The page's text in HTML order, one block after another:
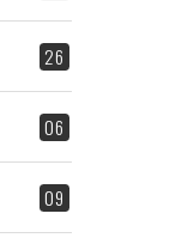
26
06
09